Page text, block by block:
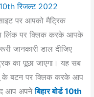
10th रिजल्ट 2022
पर आपको मैट्रिक
लिंक पर क्लिक करके आपके
जानकारी डाल दीजिए
का पूछा जाएगा। यह सब
के बटन पर क्लिक करके आप
आप अपनेबिहार बोर्ड 10th